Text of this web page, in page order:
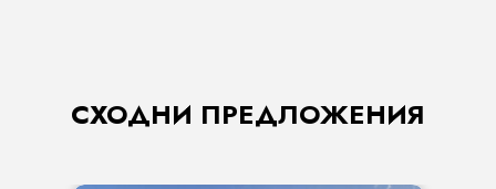
СХОДНИ ПРЕДЛОЖЕНИЯ